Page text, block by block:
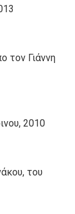
τον Γιάννη
2010
του